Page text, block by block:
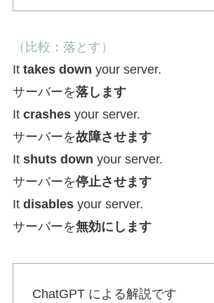
（比較：落とす）
It takes down your server.
サーバーを落します
It crashesyour server.
サーバーを故障させます
It shuts down your server.
サーバーを停止させます
It disablesyour server.
サーバーを無効にします
ChatGPT による解説です